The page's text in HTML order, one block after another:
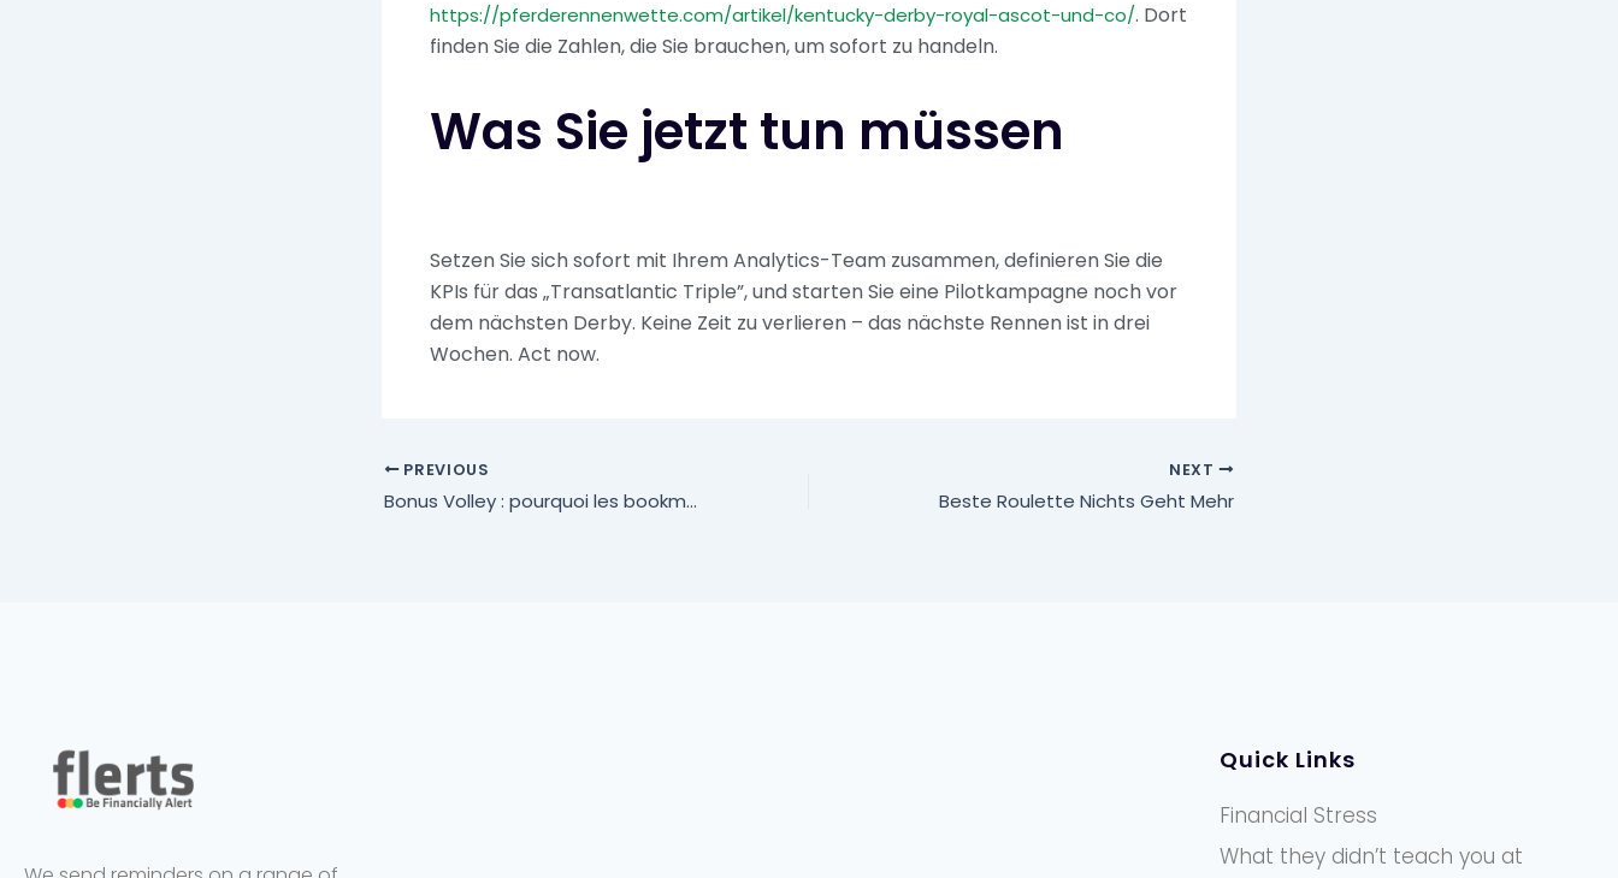
https://pferderennenwette.com/artikel/kentucky-derby-royal-ascot-und-co/. Dort
finden Sie die Zahlen, die Sie brauchen, um sofort zu handeln.
Was Sie jetzt tun müssen
Setzen Sie sich sofort mit Ihrem Analytics-Team zusammen, definieren Sie die
KPIs für das „Transatlantic Triple”, und starten Sie eine Pilotkampagne noch vor
dem nächsten Derby. Keine Zeit zu verlieren – das nächste Rennen ist in drei
Wochen. Act now.
PREVIOUS
Bonus Volley : pourquoi les bookmakers français ne vous donnent plus rien
NEXT
Beste Roulette Nichts Geht Mehr
Quick Links
Financial Stress
What they didn’t teach you at